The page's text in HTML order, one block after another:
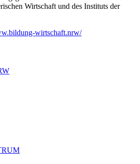
Wirtschaft und des Instituts der
wirtschaft.nrw/